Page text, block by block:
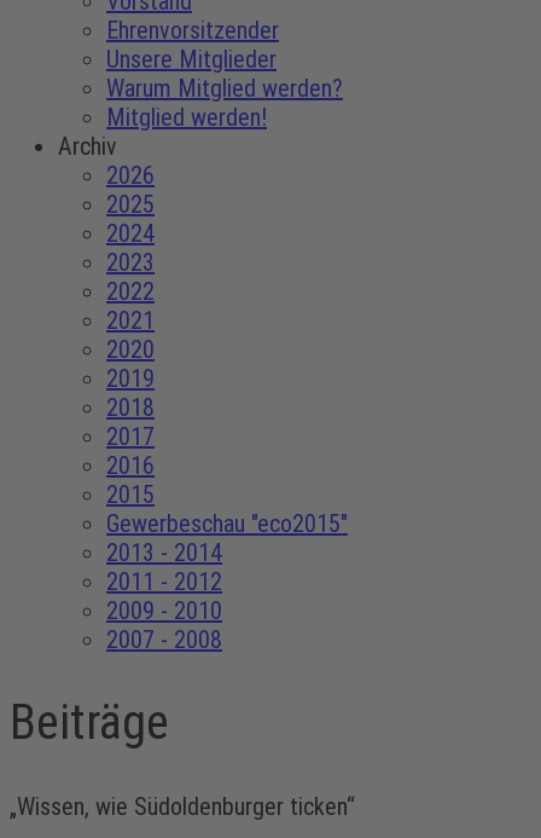
Ehrenvorsitzender
Unsere Mitglieder
Warum Mitglied werden?
Mitglied werden!
Archiv
2026
2025
2024
2023
2022
2021
2020
2019
2018
2017
2016
2015
Gewerbeschau "eco2015"
2013 - 2014
2011 - 2012
2009 - 2010
2007 - 2008
Beiträge
„Wissen, wie Südoldenburger ticken“